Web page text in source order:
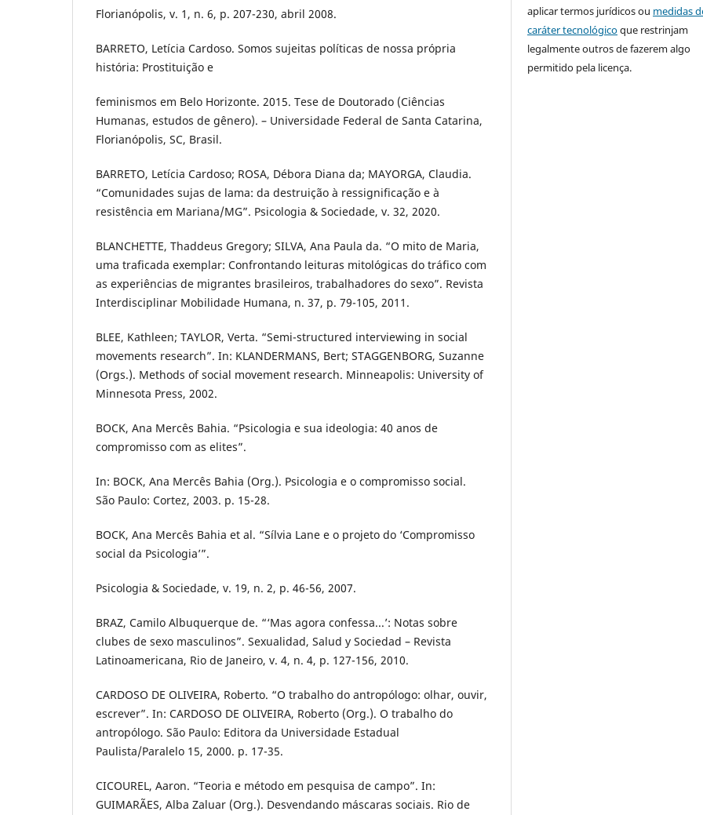
Florianópolis, v. 1, n. 6, p. 207-230, abril 2008.
BARRETO, Letícia Cardoso. Somos sujeitas políticas de nossa própria
história: Prostituição e
feminismos em Belo Horizonte. 2015. Tese de Doutorado (Ciências
Humanas, estudos de gênero). – Universidade Federal de Santa Catarina,
Florianópolis, SC, Brasil.
BARRETO, Letícia Cardoso; ROSA, Débora Diana da; MAYORGA, Claudia.
“Comunidades sujas de lama: da destruição à ressignificação e à
resistência em Mariana/MG”. Psicologia & Sociedade, v. 32, 2020.
BLANCHETTE, Thaddeus Gregory; SILVA, Ana Paula da. “O mito de Maria,
uma traficada exemplar: Confrontando leituras mitológicas do tráfico com
as experiências de migrantes brasileiros, trabalhadores do sexo”. Revista
Interdisciplinar Mobilidade Humana, n. 37, p. 79-105, 2011.
BLEE, Kathleen; TAYLOR, Verta. “Semi-structured interviewing in social
movements research”. In: KLANDERMANS, Bert; STAGGENBORG, Suzanne
(Orgs.). Methods of social movement research. Minneapolis: University of
Minnesota Press, 2002.
BOCK, Ana Mercês Bahia. “Psicologia e sua ideologia: 40 anos de
compromisso com as elites”.
In: BOCK, Ana Mercês Bahia (Org.). Psicologia e o compromisso social.
São Paulo: Cortez, 2003. p. 15-28.
BOCK, Ana Mercês Bahia et al. “Sílvia Lane e o projeto do ‘Compromisso
social da Psicologia’”.
Psicologia & Sociedade, v. 19, n. 2, p. 46-56, 2007.
BRAZ, Camilo Albuquerque de. “‘Mas agora confessa...’: Notas sobre
clubes de sexo masculinos”. Sexualidad, Salud y Sociedad – Revista
Latinoamericana, Rio de Janeiro, v. 4, n. 4, p. 127-156, 2010.
CARDOSO DE OLIVEIRA, Roberto. “O trabalho do antropólogo: olhar, ouvir,
escrever”. In: CARDOSO DE OLIVEIRA, Roberto (Org.). O trabalho do
antropólogo. São Paulo: Editora da Universidade Estadual
Paulista/Paralelo 15, 2000. p. 17-35.
CICOUREL, Aaron. “Teoria e método em pesquisa de campo”. In:
GUIMARÃES, Alba Zaluar (Org.). Desvendando máscaras sociais. Rio de
aplicar termos jurídicos ou medidas
caráter tecnológicoque restrinjam
legalmente outros de fazerem algo
permitido pela licença.